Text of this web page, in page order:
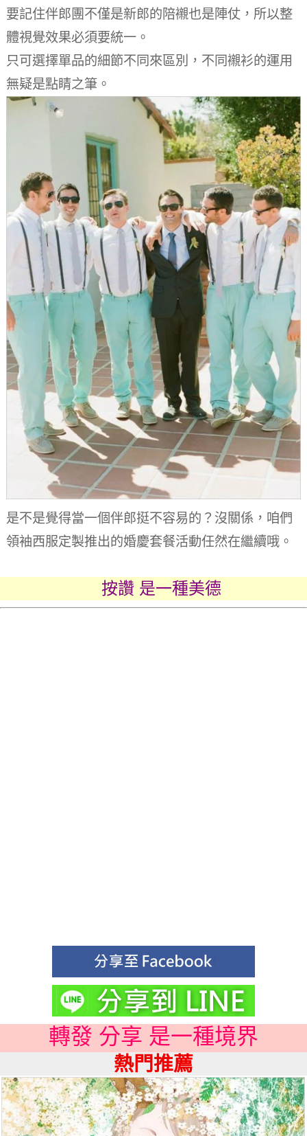
要記住伴郎團不僅是新郎的陪襯也是陣仗，所以整
體視覺效果必須要統一。
只可選擇單品的細節不同來區別，不同襯衫的運用
無疑是點睛之筆。
是不是覺得當一個伴郎挺不容易的？沒關係，咱們
領袖西服定製推出的婚慶套餐活動任然在繼續哦。
按讚 是一種美德
轉發 分享 是一種境界
熱門推薦